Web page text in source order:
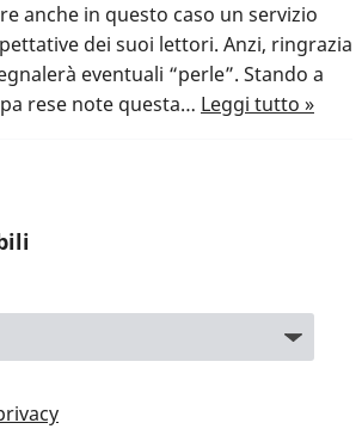
anche in questo caso un servizio
dei suoi lettori. Anzi, ringrazia
eventuali “perle”. Stando a
rese note questa… Leggi tutto »